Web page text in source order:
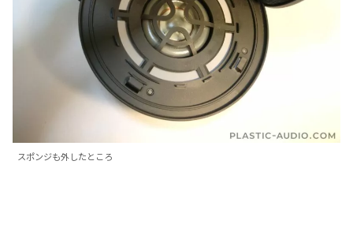
スポンジも外したところ